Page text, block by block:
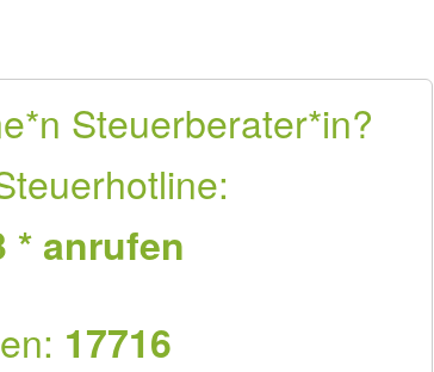
Steuerberater*in?
* anrufen
17716